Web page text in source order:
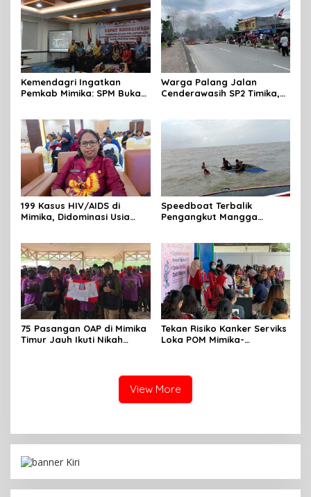
Kemendagri Ingatkan
Pemkab Mimika: SPM Bukan
Rakyat
Warga Palang Jalan
Cenderawasih SP2 Timika,
199 Kasus HIV/AIDS di
Mimika, Didominasi Usia
Speedboat Terbalik
Pengangkut Mangga
75 Pasangan OAP di Mimika
Timur Jauh Ikuti Nikah
Tekan Risiko Kanker Serviks
Loka POM Mimika-
View More